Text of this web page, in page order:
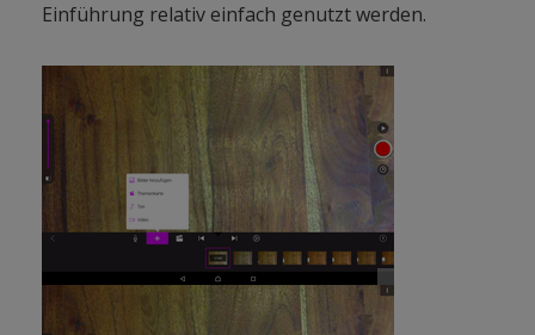
Einführung relativ einfach genutzt werden.